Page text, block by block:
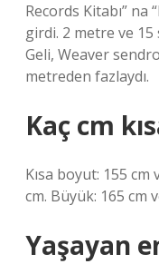
Records Kitabı” na
girdi. 2 metre ve
Geli, Weaver
metreden fazlaydı.
Kaç cm
Kısa boyut: 155
cm. Büyük: 165 cm
Yaşayan